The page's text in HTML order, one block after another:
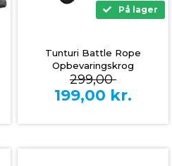
På lager
Tunturi Battle Rope
Opbevaringskrog
299,00
199,00 kr.